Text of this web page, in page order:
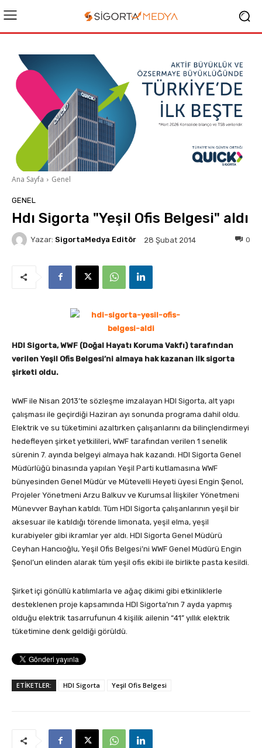
Ana Sayfa Genel
GENEL
Hdı Sigorta "Yeşil Ofis Belgesi" aldı
Yazar: SigortaMedya Editör 28 Şubat 2014 0
HDI Sigorta, WWF (Doğal Hayatı Koruma Vakfı) tarafından
verilen Yeşil Ofis Belgesi’ni almaya hak kazanan ilk sigorta
şirketi oldu.
WWF ile Nisan 2013’te sözleşme imzalayan HDI Sigorta, alt yapı
çalışması ile geçirdiği Haziran ayı sonunda programa dahil oldu.
Elektrik ve su tüketimini azaltırken çalışanlarını da bilinçlendirmeyi
hedefleyen şirket yetkilileri, WWF tarafından verilen 1 senelik
sürenin 7. ayında belgeyi almaya hak kazandı. HDI Sigorta Genel
Müdürlüğü binasında yapılan Yeşil Parti kutlamasına WWF
bünyesinden Genel Müdür ve Mütevelli Heyeti üyesi Engin Şenol,
Projeler Yönetmeni Arzu Balkuv ve Kurumsal İlişkiler Yönetmeni
Münevver Bayhan katıldı. Tüm HDI Sigorta çalışanlarının yeşil bir
aksesuar ile katıldığı törende limonata, yeşil elma, yeşil
kurabiyeler gibi ikramlar yer aldı. HDI Sigorta Genel Müdürü
Ceyhan Hancıoğlu, Yeşil Ofis Belgesi’ni WWF Genel Müdürü Engin
Şenol’un elinden alarak tüm yeşil ofis ekibi ile birlikte pasta kesildi.
Şirket içi gönüllü katılımlarla ve ağaç dikimi gibi etkinliklerle
desteklenen proje kapsamında HDI Sigorta’nın 7 ayda yapmış
olduğu elektrik tasarrufunun 4 kişilik ailenin “41” yıllık elektrik
tüketimine denk geldiği görüldü.
ETİKETLER: HDI Sigorta Yeşil Ofis Belgesi